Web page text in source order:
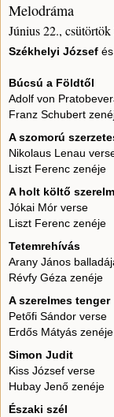
Melodráma
Június 22.,
Székhelyi József és
Búcsú a Földtől
Adolf von
Franz Schubert
A szomorú
Nikolaus Lenau
Liszt Ferenc zenéje
A holt költő
Jókai Mór verse
Liszt Ferenc zenéje
Tetemrehívás
Arany János
Révfy Géza zenéje
A szerelmes tenger
Petőfi Sándor verse
Erdős Mátyás zenéje
Simon Judit
Kiss József verse
Hubay Jenő zenéje
Északi szél